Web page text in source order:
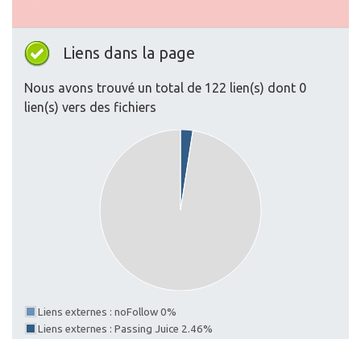
Liens dans la page
Nous avons trouvé un total de 122 lien(s) dont 0
lien(s) vers des fichiers
Liens externes : noFollow 0%
Liens externes : Passing Juice 2.46%